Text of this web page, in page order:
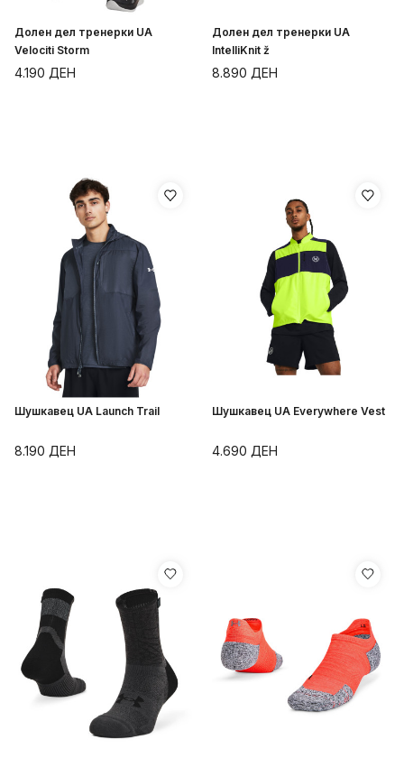
Долен дел тренерки UA
Velociti Storm
4.190 ДЕН
Долен дел тренерки UA
IntelliKnit ž
8.890 ДЕН
Шушкавец UA Launch Trail
8.190 ДЕН
Шушкавец UA Everywhere Vest
4.690 ДЕН